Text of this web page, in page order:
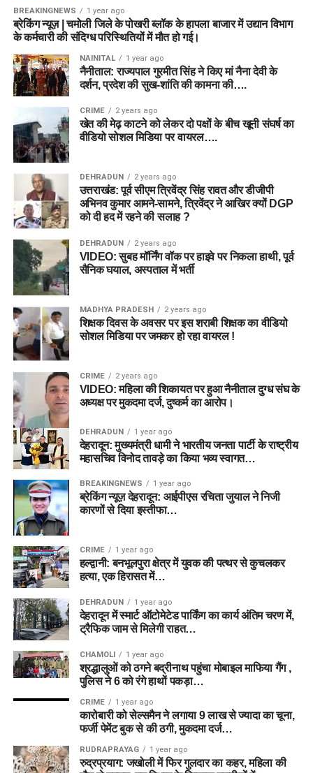
BREAKINGNEWS 1 year ago
ब्रेकिंग न्यूज़ | चमोली जिले के पोखरी ब्लॉक के हापला बाजार में उद्यान विभाग
के कर्मचारी की संदिग्ध परिस्थितियों में मौत हो गई।
NAINITAL 1 year ago
नैनीताल: राज्यपाल गुरमीत सिंह ने किए मां नैना देवी के
दर्शन, प्रदेश की सुख-शांति की कामना की….
CRIME 2 years ago
खेत की मेढ़ काटने को लेकर दो पक्षों के बीच खूनी संघर्ष का
वीडियो सोशल मिडिया पर वायरल….
DEHRADUN 2 years ago
उत्तराखंड: पूर्व सीएम त्रिवेंद्र सिंह रावत और डीजीपी
अभिनव कुमार आमने-सामने, त्रिवेंद्र ने आखिर क्यों DGP
को दी हद में रहने की सलाह ?
DEHRADUN 2 years ago
VIDEO: सुबह मॉर्निंग वॉक पर हाइवे पर निकला हाथी, पूर्व
सैनिक घयाल, अस्पताल में भर्ती
MADHYA PRADESH 2 years ago
शिक्षक दिवस के अवसर पर इस शराबी शिक्षक का वीडियो
सोशल मिडिया पर जमकर हो रहा वायरल !
CRIME 2 years ago
VIDEO: महिला की शिकायत पर हुआ नैनीताल दुग्ध संघ के
अध्यक्ष पर मुकदमा दर्ज, दुष्कर्म का आरोप।
DEHRADUN 1 year ago
देहरादून: मुख्यमंत्री धामी ने भारतीय जनता पार्टी के राष्ट्रीय
महासचिव विनोद तावड़े का किया भव्य स्वागत…
BREAKINGNEWS 1 year ago
ब्रेकिंग न्यूज़ देहरादून: आईपीएस रचिता जुयाल ने निजी
कारणों से दिया इस्तीफा…
CRIME 1 year ago
हल्द्वानी: बनभूलपुरा क्षेत्र में युवक की पत्थर से कुचलकर
हत्या, एक हिरासत में…
DEHRADUN 1 year ago
देहरादून में स्मार्ट ऑटोमेटेड पार्किंग का कार्य अंतिम चरण में,
ट्रैफिक जाम से मिलेगी राहत…
CHAMOLI 1 year ago
श्रद्धालुओं को ठगने बद्रीनाथ पहुंचा मोबाइल माफिया गैंग ,
पुलिस ने 6 को रंगे हाथों पकड़ा…
CRIME 1 year ago
कारोबारी को सेल्समैन ने लगाया 9 लाख से ज्यादा का चूना,
फर्जी पेमेंट बुक से की ठगी, मुकदमा दर्ज…
RUDRAPRAYAG 1 year ago
रुद्रप्रयाग: जखोली में फिर गुलदार का कहर, महिला की